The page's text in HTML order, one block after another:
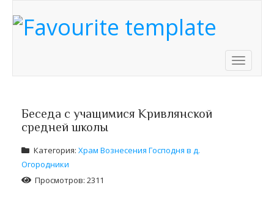
Toggle
Беседа с учащимися Кривлянской
средней школы
Категория: Храм Вознесения Господня в д.
Огородники
Просмотров: 2311